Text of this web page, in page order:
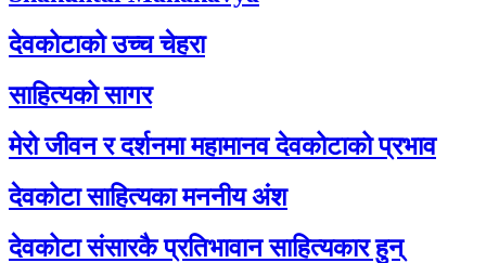
देवकोटाको उच्च चेहरा
साहित्यको सागर
मेरो जीवन र दर्शनमा महामानव देवकोटाको प्रभाव
देवकोटा साहित्यका मननीय अंश
देवकोटा संसारकै प्रतिभावान साहित्यकार हुन्